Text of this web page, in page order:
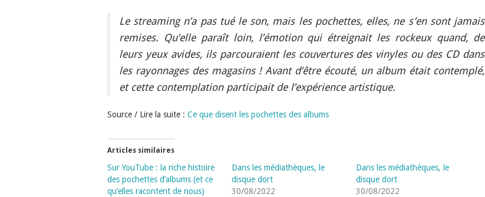
Le streaming n’a pas tué le son, mais les pochettes, elles, ne s’en sont jamais
remises. Qu’elle paraît loin, l’émotion qui étreignait les rockeux quand, de
leurs yeux avides, ils parcouraient les couvertures des vinyles ou des CD dans
les rayonnages des magasins ! Avant d’être écouté, un album était contemplé,
et cette contemplation participait de l’expérience artistique.
Source / Lire la suite : Ce que disent les pochettes des albums
Articles similaires
Sur YouTube : la riche histoire
des pochettes d’albums (et ce
qu’elles racontent de nous)
Dans les médiathèques, le
disque dort
30/08/2022
Dans les médiathèques, le
disque dort
30/08/2022